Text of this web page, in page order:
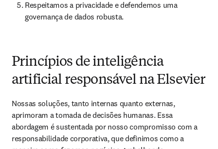
Respeitamos a privacidade e defendemos uma
governança de dados robusta.
Princípios de inteligência
artificial responsável na Elsevier
Nossas soluções, tanto internas quanto externas,
aprimoram a tomada de decisões humanas. Essa
abordagem é sustentada por nosso compromisso com a
responsabilidade corporativa, que definimos como a